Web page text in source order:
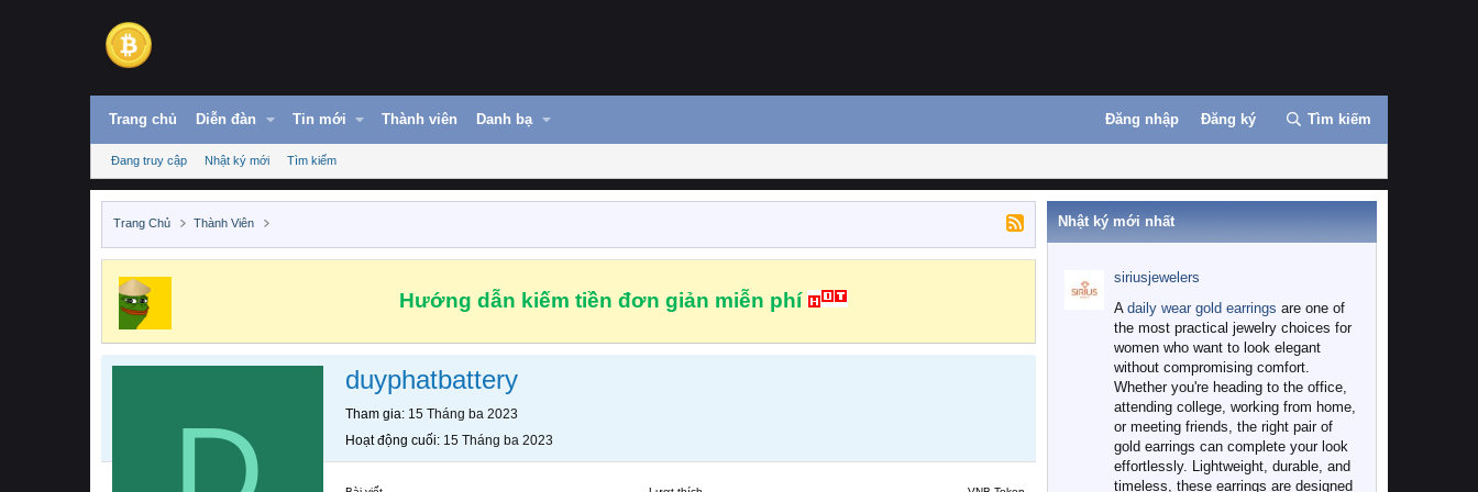
Trang chủ Diễn đàn Tin mới Thành viên Danh bạ Đăng nhập Đăng ký Tìm kiếm
Đang truy cập Nhật ký mới Tìm kiếm
Trang Chủ Thành Viên
Hướng dẫn kiếm tiền đơn giản miễn phí
duyphatbattery
Tham gia 15 Tháng ba 2023
Hoạt động cuối 15 Tháng ba 2023
Nhật ký mới nhất
siriusjewelers
A daily wear gold earrings are one of
the most practical jewelry choices for
women who want to look elegant
without compromising comfort.
Whether you're heading to the office,
attending college, working from home,
or meeting friends, the right pair of
gold earrings can complete your look
effortlessly. Lightweight, durable, and
timeless, these earrings are designed